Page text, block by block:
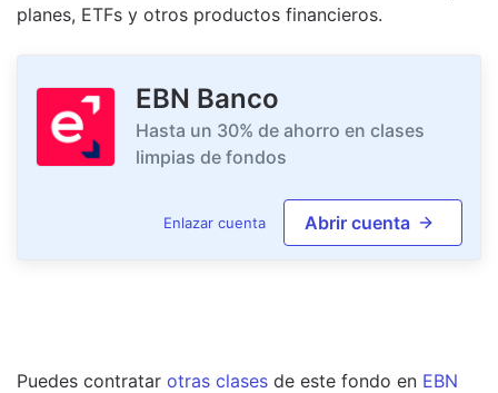
planes, ETFs y otros productos financieros.
EBN Banco
Hasta un 30% de ahorro en clases
limpias de fondos
Enlazar cuenta Abrir cuenta
Puedes contratar otras clases de este fondo en EBN